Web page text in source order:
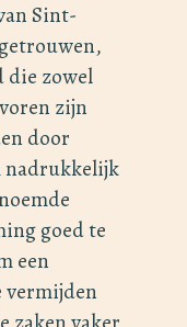
Sint-
die zowel
zijn
door
nadrukkelijk
goed te
een
vermijden